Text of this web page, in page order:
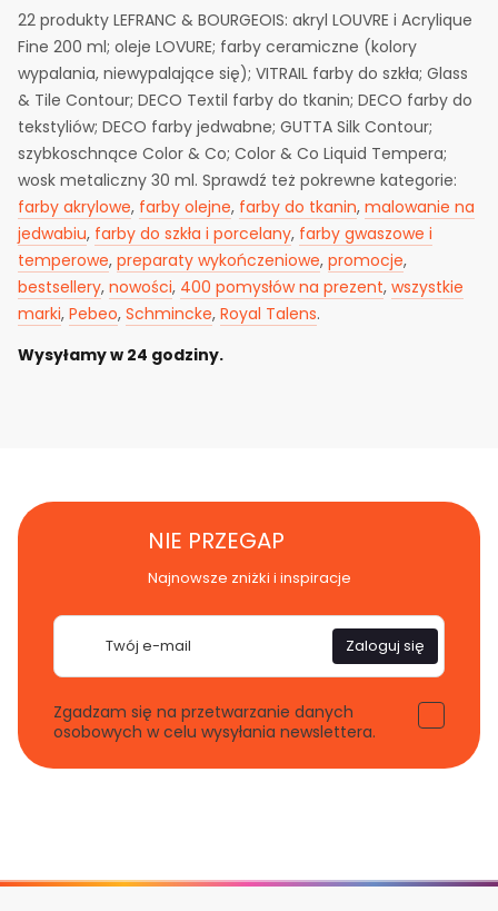
22 produkty LEFRANC & BOURGEOIS: akryl LOUVRE i Acrylique
Fine 200 ml; oleje LOVURE; farby ceramiczne (kolory
wypalania, niewypalające się); VITRAIL farby do szkła; Glass
& Tile Contour; DECO Textil farby do tkanin; DECO farby do
tekstyliów; DECO farby jedwabne; GUTTA Silk Contour;
szybkoschnące Color & Co; Color & Co Liquid Tempera;
wosk metaliczny 30 ml. Sprawdź też pokrewne kategorie:
farby akrylowe, farby olejne, farby do tkanin, malowanie na
jedwabiu, farby do szkła i porcelany, farby gwaszowe i
temperowe, preparaty wykończeniowe, promocje,
bestsellery, nowości, 400 pomysłów na prezent, wszystkie
marki, Pebeo, Schmincke, Royal Talens.
Wysyłamy w 24 godziny.
NIE PRZEGAP
Najnowsze zniżki i inspiracje
Zaloguj się
Zgadzam się na przetwarzanie danych
osobowych w celu wysyłania newslettera.